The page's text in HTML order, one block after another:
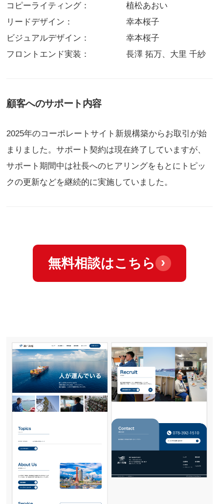
コピーライティング：
植松あおい
リードデザイン：
幸本桜子
ビジュアルデザイン：
幸本桜子
フロントエンド実装：
長澤 拓万、大里 千紗
顧客へのサポート内容
2025年のコーポレートサイト新規構築からお取引が始
まりました。サポート契約は現在終了していますが、
サポート期間中は社長へのヒアリングをもとにトピッ
クの更新などを継続的に実施していました。
無料相談はこちら ›